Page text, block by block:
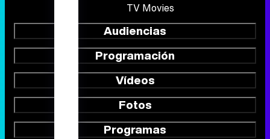
TV Movies
Audiencias
Programación
Vídeos
Fotos
Programas